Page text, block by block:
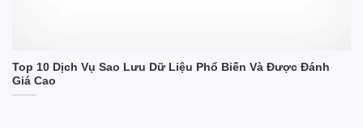
Top 10 Dịch Vụ Sao Lưu Dữ Liệu Phổ Biến Và Được Đánh
Giá Cao